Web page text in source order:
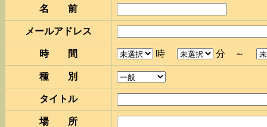
名 前
メールアドレス
時 間 時 分 ～
種 別
タイトル
場 所